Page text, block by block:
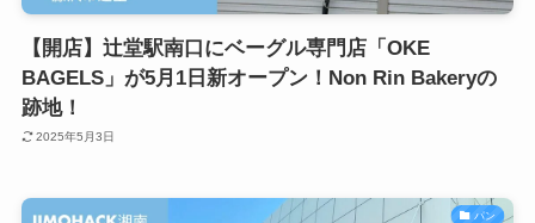
【開店】辻堂駅南口にベーグル専門店「OKE
BAGELS」が5月1日新オープン！Non Rin Bakeryの
跡地！
2025年5月3日
パン